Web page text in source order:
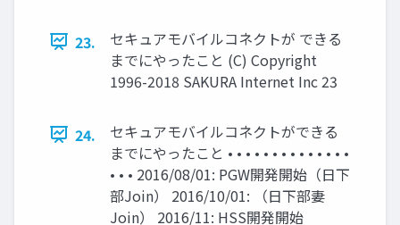
23.
セキュアモバイルコネクトが できる
までにやったこと (C) Copyright
1996-2018 SAKURA Internet Inc 23
24.
セキュアモバイルコネクトができる
までにやったこと • • • • • • • • • • • • • •
• • • 2016/08/01: PGW開発開始（日下
部Join） 2016/10/01: （日下部妻
Join） 2016/11: HSS開発開始